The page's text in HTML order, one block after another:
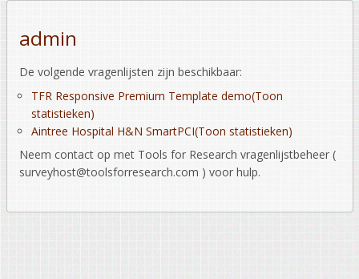
admin
De volgende vragenlijsten zijn beschikbaar:
TFR Responsive Premium Template demo(Toon
statistieken)
Aintree Hospital H&N SmartPCI(Toon statistieken)
Neem contact op met Tools for Research vragenlijstbeheer (
surveyhost@toolsforresearch.com ) voor hulp.